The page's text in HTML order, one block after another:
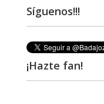
Síguenos!!!
¡Hazte fan!